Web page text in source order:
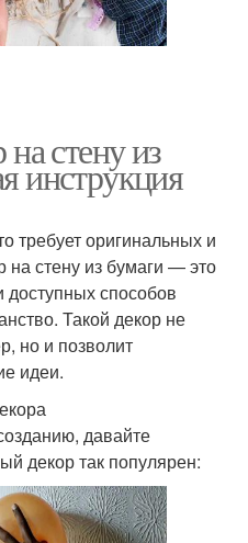
на стену из
инструкция
требует оригинальных и
стену из бумаги — это
способов
Такой декор не
но и позволит
идеи.
давайте
декор так популярен: